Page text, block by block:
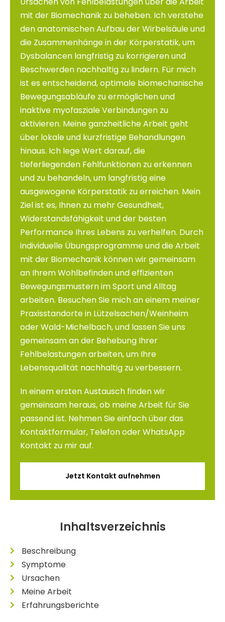
mit der Biomechanik zu beheben. Ich verstehe
den anatomischen Aufbau der Wirbelsäule und
die Zusammenhänge in der Körperstatik, um
Dysbalancen langfristig zu korrigieren und
Beschwerden nachhaltig zu lindern. Für mich
ist es entscheidend, optimale biomechanische
Bewegungsabläufe zu ermöglichen und
inaktive myofasziale Verbindungen zu
aktivieren. Meine ganzheitliche Arbeit geht
über lokale und kurzfristige Behandlungen
hinaus. Ich lege Wert darauf, die
tieferliegenden Fehlfunktionen zu erkennen
und zu behandeln, um langfristig eine
ausgewogene Körperstatik zu erreichen. Mein
Ziel ist es, Ihnen zu mehr Gesundheit,
Widerstandsfähigkeit und der besten
Performance Ihres Lebens zu verhelfen. Durch
individuelle Übungsprogramme und die Arbeit
mit der Biomechanik können wir gemeinsam
an Ihrem Wohlbefinden und effizienten
Bewegungsmustern im Sport und Alltag
arbeiten. Besuchen Sie mich an einem meiner
Praxisstandorte in Lützelsachen/Weinheim
oder Wald-Michelbach, und lassen Sie uns
gemeinsam an der Behebung Ihrer
Fehlbelastungen arbeiten, um Ihre
Lebensqualität nachhaltig zu verbessern.
In einem ersten Austausch finden wir
gemeinsam heraus, ob meine Arbeit für Sie
passend ist. Nehmen Sie einfach über das
Kontaktformular, Telefon oder WhatsApp
Kontakt zu mir auf.
Jetzt Kontakt aufnehmen
Inhaltsverzeichnis
Beschreibung
Symptome
Ursachen
Meine Arbeit
Erfahrungsberichte